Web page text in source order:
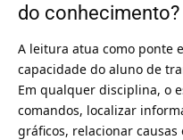
do conhecimento?
A leitura atua como ponte
capacidade do aluno de
Em qualquer disciplina, o
comandos, localizar
gráficos, relacionar